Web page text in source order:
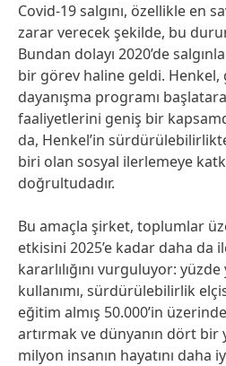
Covid-19 salgını, özellikle en
zarar verecek şekilde, bu
Bundan dolayı 2020’de
bir görev haline geldi. Henkel,
dayanışma programı
faaliyetlerini geniş bir
da, Henkel’in
biri olan sosyal ilerlemeye
doğrultudadır.
Bu amaçla şirket, toplumlar
etkisini 2025’e kadar daha da
kararlılığını vurguluyor:
kullanımı, sürdürülebilirlik
eğitim almış 50.000’in
artırmak ve dünyanın dört bir
milyon insanın hayatını daha